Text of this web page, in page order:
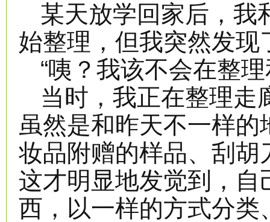
某天放学回家后，我
始整理，但我突然发现
“咦？我该不会在整
当时，我正在整理走
虽然是和昨天不一样
妆品附赠的样品、刮
这才明显地发觉到，
西，以一样的方式分